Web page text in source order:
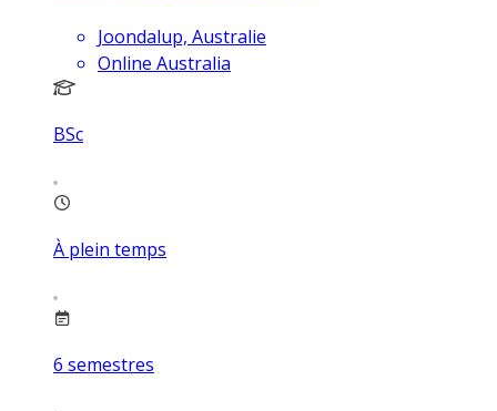
Joondalup, Australie
Online Australia
BSc
À plein temps
6 semestres